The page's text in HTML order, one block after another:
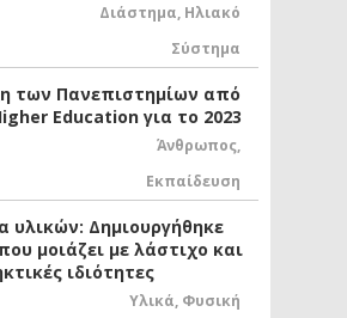
Διάστημα, Ηλιακό
Σύστημα
των Πανεπιστημίων από
Education για το 2023
Άνθρωπος,
Εκπαίδευση
υλικών: Δημιουργήθηκε
μοιάζει με λάστιχο και
ιδιότητες
Υλικά, Φυσική